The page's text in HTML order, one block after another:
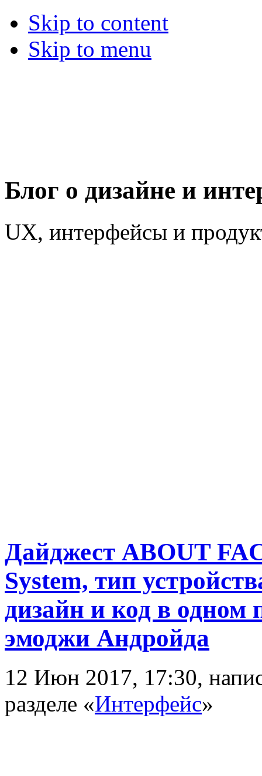
Skip to content
Skip to menu
Блог о дизайне и
UX, интерфейсы и
Дайджест ABOUT
System, тип
дизайн и код в
эмоджи Андройда
12 Июн 2017, 17:30,
разделе «Интерфейс»